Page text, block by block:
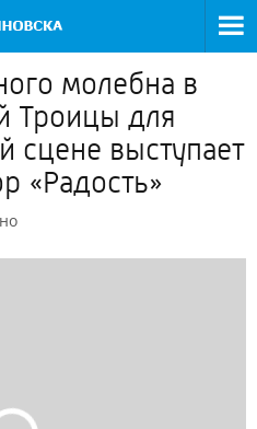
молебна в
Троицы для
сцене выступает
«Радость»